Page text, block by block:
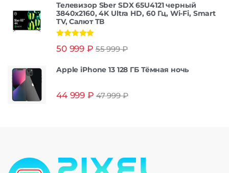
Телевизор Sber SDX 65U4121 черный
3840x2160, 4K Ultra HD, 60 Гц, Wi-Fi, Smart
TV, Салют ТВ
из 5
50 999 ₽ 55 999₽
Apple iPhone 13 128 ГБ Тёмная ночь
44 999 ₽ 47 999₽